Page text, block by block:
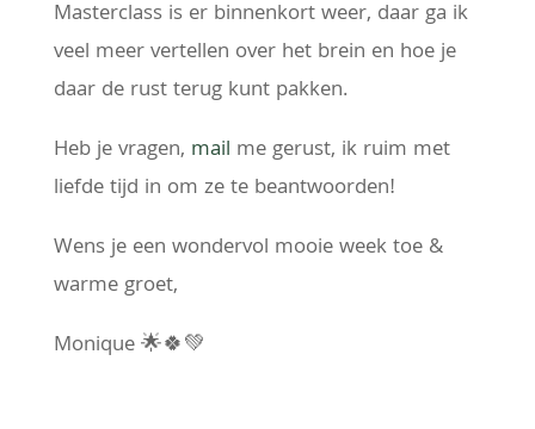
Masterclass is er binnenkort weer, daar ga ik
veel meer vertellen over het brein en hoe je
daar de rust terug kunt pakken.
Heb je vragen, mail me gerust, ik ruim met
liefde tijd in om ze te beantwoorden!
Wens je een wondervol mooie week toe &
warme groet,
Monique 🌟🍀💚